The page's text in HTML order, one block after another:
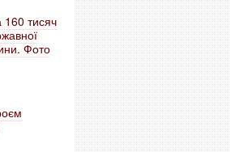
160 тисяч
Фото